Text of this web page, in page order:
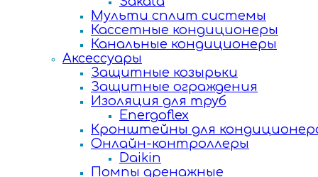
Мульти сплит системы
Кассетные кондиционеры
Канальные кондиционеры
Аксессуары
Защитные козырьки
Защитные ограждения
Изоляция для труб
Energoflex
Кронштейны для
Онлайн-контроллеры
Daikin
Помпы дренажные